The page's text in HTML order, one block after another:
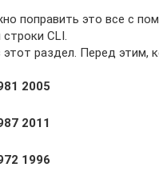
поправить это все с
CLI.
этот раздел. Перед этим,
2005
2011
1996